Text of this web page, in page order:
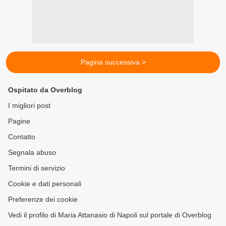
Pagina successiva >
Ospitato da Overblog
I migliori post
Pagine
Contatto
Segnala abuso
Termini di servizio
Cookie e dati personali
Preferenze dei cookie
Vedi il profilo di Maria Attanasio di Napoli sul portale di Overblog